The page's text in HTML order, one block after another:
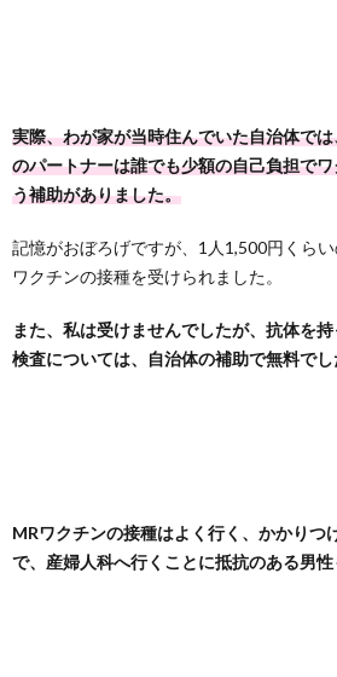
実際、わが家が当時住んでいた自治体で
のパートナーは誰でも少額の自己負担で
う補助がありました。
記憶がおぼろげですが、1人1,500円くら
ワクチンの接種を受けられました。
また、私は受けませんでしたが、抗体を
検査については、自治体の補助で無料でし
MRワクチンの接種はよく行く、かかりつ
で、産婦人科へ行くことに抵抗のある男性